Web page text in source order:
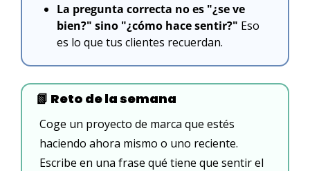
La pregunta correcta no es "¿se ve
bien?" sino "¿cómo hace sentir?" Eso
es lo que tus clientes recuerdan.
📗 Reto de la semana
Coge un proyecto de marca que estés
haciendo ahora mismo o uno reciente.
Escribe en una frase qué tiene que sentir el